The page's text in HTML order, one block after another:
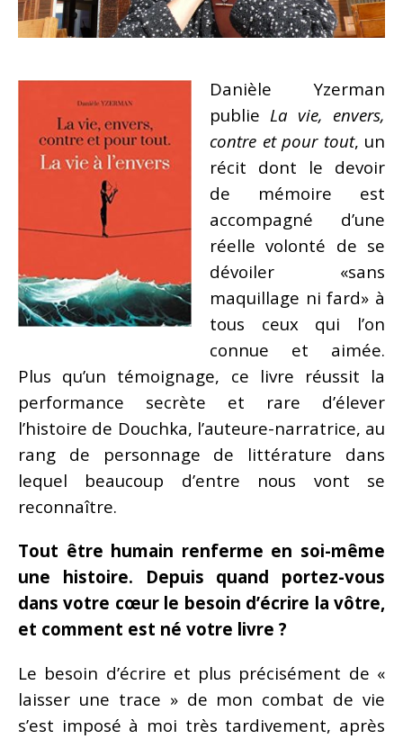
Danièle Yzerman
publie La vie, envers,
contre et pour tout, un
récit dont le devoir
de mémoire est
accompagné d’une
réelle volonté de se
dévoiler «sans
maquillage ni fard» à
tous ceux qui l’on
connue et aimée.
Plus qu’un témoignage, ce livre réussit la
performance secrète et rare d’élever
l’histoire de Douchka, l’auteure-narratrice, au
rang de personnage de littérature dans
lequel beaucoup d’entre nous vont se
reconnaître.
Tout être humain renferme en soi-même
une histoire. Depuis quand portez-vous
dans votre cœur le besoin d’écrire la vôtre,
et comment est né votre livre ?
Le besoin d’écrire et plus précisément de «
laisser une trace » de mon combat de vie
s’est imposé à moi très tardivement, après